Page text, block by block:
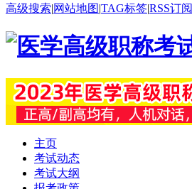
高级搜索|网站地图|TAG标签|RSS订阅
主页
考试动态
考试大纲